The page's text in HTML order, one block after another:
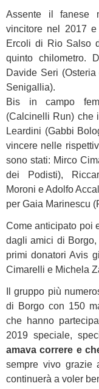
Assente il fanese
vincitore nel 2017
Ercoli di Rio Salso
quinto chilometro.
Davide Seri
Senigallia).
Bis in campo
(Calcinelli Run) che
Leardini (Gabbi
vincere nelle
sono stati: Mirco
dei Podisti),
Moroni e Adolfo
per Gaia Marinescu
Come anticipato poi
dagli amici di
primi donatori Avis
Cimarelli e Michela
Il gruppo più
di Borgo con 150
che hanno
2019 speciale,
amava correre e
sempre vivo
continuerà a voler